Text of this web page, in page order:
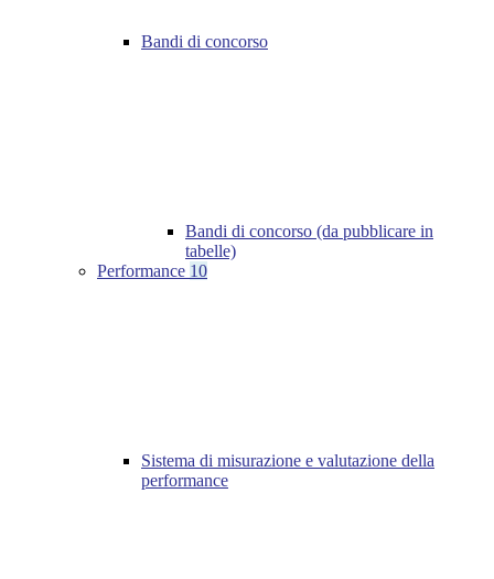
Bandi di concorso
Bandi di concorso (da pubblicare in
tabelle)
Performance 10
Sistema di misurazione e valutazione della
performance